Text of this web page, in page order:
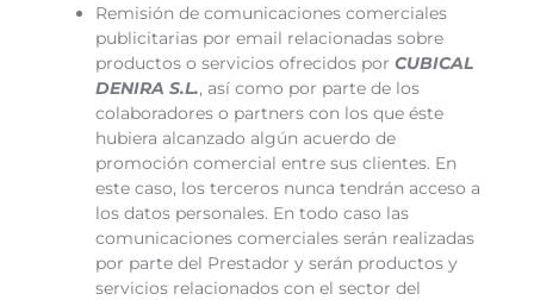
Remisión de comunicaciones comerciales
publicitarias por email relacionadas sobre
productos o servicios ofrecidos por CUBICAL
DENIRA S.L., así como por parte de los
colaboradores o partners con los que éste
hubiera alcanzado algún acuerdo de
promoción comercial entre sus clientes. En
este caso, los terceros nunca tendrán acceso a
los datos personales. En todo caso las
comunicaciones comerciales serán realizadas
por parte del Prestador y serán productos y
servicios relacionados con el sector del